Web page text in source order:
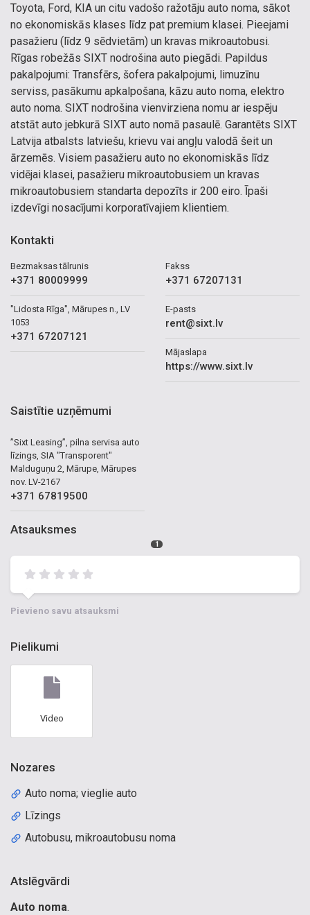
Toyota, Ford, KIA un citu vadošo ražotāju auto noma, sākot
no ekonomiskās klases līdz pat premium klasei. Pieejami
pasažieru (līdz 9 sēdvietām) un kravas mikroautobusi.
Rīgas robežās SIXT nodrošina auto piegādi. Papildus
pakalpojumi: Transfērs, šofera pakalpojumi, limuzīnu
serviss, pasākumu apkalpošana, kāzu auto noma, elektro
auto noma. SIXT nodrošina vienvirziena nomu ar iespēju
atstāt auto jebkurā SIXT auto nomā pasaulē. Garantēts SIXT
Latvija atbalsts latviešu, krievu vai angļu valodā šeit un
ārzemēs. Visiem pasažieru auto no ekonomiskās līdz
vidējai klasei, pasažieru mikroautobusiem un kravas
mikroautobusiem standarta depozīts ir 200 eiro. Īpaši
izdevīgi nosacījumi korporatīvajiem klientiem.
Kontakti
Bezmaksas tālrunis
+371 80009999
"Lidosta Rīga", Mārupes n., LV
1053
+371 67207121
Fakss
+371 67207131
E-pasts
rent@sixt.lv
Mājaslapa
https://www.sixt.lv
Saistītie uzņēmumi
”Sixt Leasing”, pilna servisa auto
līzings, SIA "Transporent"
Malduguņu 2, Mārupe, Mārupes
nov. LV-2167
+371 67819500
Atsauksmes
1
Pievieno savu atsauksmi
Pielikumi
Video
Nozares
Auto noma; vieglie auto
Līzings
Autobusu, mikroautobusu noma
Atslēgvārdi
Auto noma.